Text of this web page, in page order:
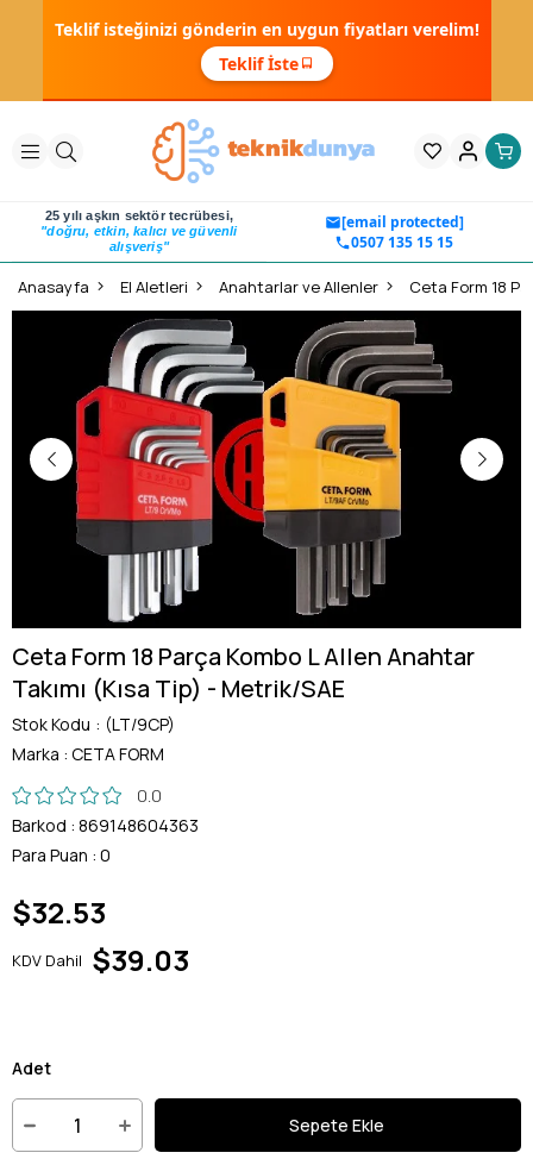
Teklif isteğinizi gönderin en uygun fiyatları verelim!
Teklif İste
25 yılı aşkın sektör tecrübesi,
"doğru, etkin, kalıcı ve güvenli
alışveriş"
[email protected]
0507 135 15 15
Anasayfa El Aletleri Anahtarlar ve Allenler
Ceta Form 18 Parça Kombo L Allen Anahtar
Takımı (Kısa Tip) - Metrik/SAE
Stok Kodu
(LT/9CP)
Marka : CETA FORM
0.0
Barkod : 869148604363
Para Puan : 0
$32.53
KDV Dahil $39.03
Adet